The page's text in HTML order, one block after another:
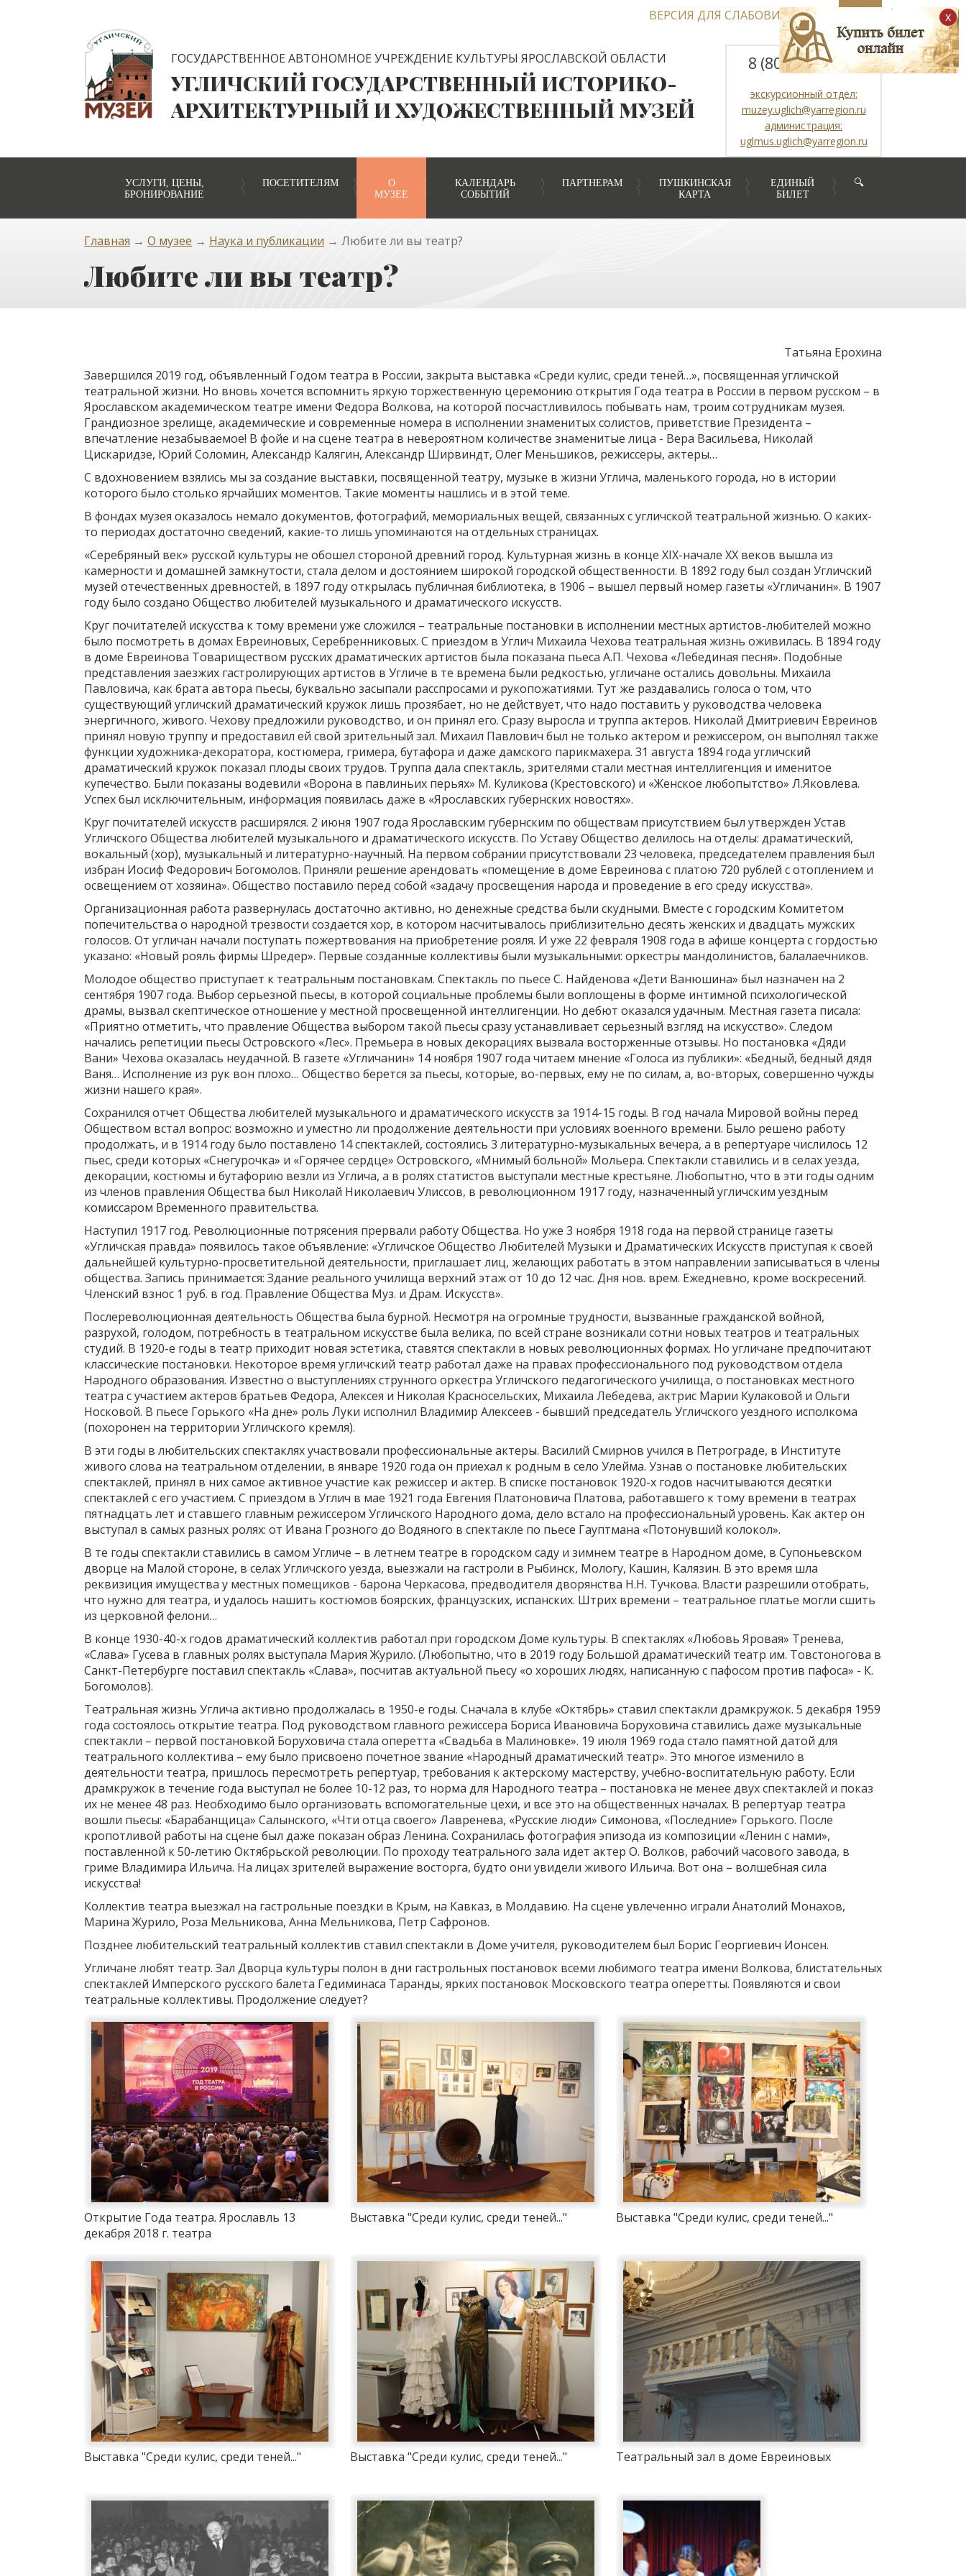
ВЕРСИЯ ДЛЯ СЛАБОВИДЯЩИХ
ГОСУДАРСТВЕННОЕ АВТОНОМНОЕ УЧРЕЖДЕНИЕ КУЛЬТУРЫ ЯРОСЛАВСКОЙ ОБЛАСТИ
УГЛИЧСКИЙ ГОСУДАРСТВЕННЫЙ ИСТОРИКО-
АРХИТЕКТУРНЫЙ И ХУДОЖЕСТВЕННЫЙ МУЗЕЙ
8 (800) 2507317
экскурсионный отдел:
muzey.uglich@yarregion.ru
администрация:
uglmus.uglich@yarregion.ru
УСЛУГИ, ЦЕНЫ,
БРОНИРОВАНИЕ
ПОСЕТИТЕЛЯМ
О
МУЗЕЕ
КАЛЕНДАРЬ
СОБЫТИЙ
ПАРТНЕРАМ
ПУШКИНСКАЯ
КАРТА
ЕДИНЫЙ
БИЛЕТ
🔍
Главная → О музее → Наука и публикации → Любите ли вы театр?
Любите ли вы театр?
Татьяна Ерохина
Завершился 2019 год, объявленный Годом театра в России, закрыта выставка «Среди кулис, среди теней…», посвященная угличской
театральной жизни. Но вновь хочется вспомнить яркую торжественную церемонию открытия Года театра в России в первом русском – в
Ярославском академическом театре имени Федора Волкова, на которой посчастливилось побывать нам, троим сотрудникам музея.
Грандиозное зрелище, академические и современные номера в исполнении знаменитых солистов, приветствие Президента –
впечатление незабываемое! В фойе и на сцене театра в невероятном количестве знаменитые лица - Вера Васильева, Николай
Цискаридзе, Юрий Соломин, Александр Калягин, Александр Ширвиндт, Олег Меньшиков, режиссеры, актеры…
С вдохновением взялись мы за создание выставки, посвященной театру, музыке в жизни Углича, маленького города, но в истории
которого было столько ярчайших моментов. Такие моменты нашлись и в этой теме.
В фондах музея оказалось немало документов, фотографий, мемориальных вещей, связанных с угличской театральной жизнью. О каких-
то периодах достаточно сведений, какие-то лишь упоминаются на отдельных страницах.
«Серебряный век» русской культуры не обошел стороной древний город. Культурная жизнь в конце ХIХ-начале ХХ веков вышла из
камерности и домашней замкнутости, стала делом и достоянием широкой городской общественности. В 1892 году был создан Угличский
музей отечественных древностей, в 1897 году открылась публичная библиотека, в 1906 – вышел первый номер газеты «Угличанин». В 1907
году было создано Общество любителей музыкального и драматического искусств.
Круг почитателей искусства к тому времени уже сложился – театральные постановки в исполнении местных артистов-любителей можно
было посмотреть в домах Евреиновых, Серебренниковых. С приездом в Углич Михаила Чехова театральная жизнь оживилась. В 1894 году
в доме Евреинова Товариществом русских драматических артистов была показана пьеса А.П. Чехова «Лебединая песня». Подобные
представления заезжих гастролирующих артистов в Угличе в те времена были редкостью, угличане остались довольны. Михаила
Павловича, как брата автора пьесы, буквально засыпали расспросами и рукопожатиями. Тут же раздавались голоса о том, что
существующий угличский драматический кружок лишь прозябает, но не действует, что надо поставить у руководства человека
энергичного, живого. Чехову предложили руководство, и он принял его. Сразу выросла и труппа актеров. Николай Дмитриевич Евреинов
принял новую труппу и предоставил ей свой зрительный зал. Михаил Павлович был не только актером и режиссером, он выполнял также
функции художника-декоратора, костюмера, гримера, бутафора и даже дамского парикмахера. 31 августа 1894 года угличский
драматический кружок показал плоды своих трудов. Труппа дала спектакль, зрителями стали местная интеллигенция и именитое
купечество. Были показаны водевили «Ворона в павлиньих перьях» М. Куликова (Крестовского) и «Женское любопытство» Л.Яковлева.
Успех был исключительным, информация появилась даже в «Ярославских губернских новостях».
Круг почитателей искусств расширялся. 2 июня 1907 года Ярославским губернским по обществам присутствием был утвержден Устав
Угличского Общества любителей музыкального и драматического искусств. По Уставу Общество делилось на отделы: драматический,
вокальный (хор), музыкальный и литературно-научный. На первом собрании присутствовали 23 человека, председателем правления был
избран Иосиф Федорович Богомолов. Приняли решение арендовать «помещение в доме Евреинова с платою 720 рублей с отоплением и
освещением от хозяина». Общество поставило перед собой «задачу просвещения народа и проведение в его среду искусства».
Организационная работа развернулась достаточно активно, но денежные средства были скудными. Вместе с городским Комитетом
попечительства о народной трезвости создается хор, в котором насчитывалось приблизительно десять женских и двадцать мужских
голосов. От угличан начали поступать пожертвования на приобретение рояля. И уже 22 февраля 1908 года в афише концерта с гордостью
указано: «Новый рояль фирмы Шредер». Первые созданные коллективы были музыкальными: оркестры мандолинистов, балалаечников.
Молодое общество приступает к театральным постановкам. Спектакль по пьесе С. Найденова «Дети Ванюшина» был назначен на 2
сентября 1907 года. Выбор серьезной пьесы, в которой социальные проблемы были воплощены в форме интимной психологической
драмы, вызвал скептическое отношение у местной просвещенной интеллигенции. Но дебют оказался удачным. Местная газета писала:
«Приятно отметить, что правление Общества выбором такой пьесы сразу устанавливает серьезный взгляд на искусство». Следом
начались репетиции пьесы Островского «Лес». Премьера в новых декорациях вызвала восторженные отзывы. Но постановка «Дяди
Вани» Чехова оказалась неудачной. В газете «Угличанин» 14 ноября 1907 года читаем мнение «Голоса из публики»: «Бедный, бедный дядя
Ваня… Исполнение из рук вон плохо… Общество берется за пьесы, которые, во-первых, ему не по силам, а, во-вторых, совершенно чужды
жизни нашего края».
Сохранился отчет Общества любителей музыкального и драматического искусств за 1914-15 годы. В год начала Мировой войны перед
Обществом встал вопрос: возможно и уместно ли продолжение деятельности при условиях военного времени. Было решено работу
продолжать, и в 1914 году было поставлено 14 спектаклей, состоялись 3 литературно-музыкальных вечера, а в репертуаре числилось 12
пьес, среди которых «Снегурочка» и «Горячее сердце» Островского, «Мнимый больной» Мольера. Спектакли ставились и в селах уезда,
декорации, костюмы и бутафорию везли из Углича, а в ролях статистов выступали местные крестьяне. Любопытно, что в эти годы одним
из членов правления Общества был Николай Николаевич Улиссов, в революционном 1917 году, назначенный угличским уездным
комиссаром Временного правительства.
Наступил 1917 год. Революционные потрясения прервали работу Общества. Но уже 3 ноября 1918 года на первой странице газеты
«Угличская правда» появилось такое объявление: «Угличское Общество Любителей Музыки и Драматических Искусств приступая к своей
дальнейшей культурно-просветительной деятельности, приглашает лиц, желающих работать в этом направлении записываться в члены
общества. Запись принимается: Здание реального училища верхний этаж от 10 до 12 час. Дня нов. врем. Ежедневно, кроме воскресений.
Членский взнос 1 руб. в год. Правление Общества Муз. и Драм. Искусств».
Послереволюционная деятельность Общества была бурной. Несмотря на огромные трудности, вызванные гражданской войной,
разрухой, голодом, потребность в театральном искусстве была велика, по всей стране возникали сотни новых театров и театральных
студий. В 1920-е годы в театр приходит новая эстетика, ставятся спектакли в новых революционных формах. Но угличане предпочитают
классические постановки. Некоторое время угличский театр работал даже на правах профессионального под руководством отдела
Народного образования. Известно о выступлениях струнного оркестра Угличского педагогического училища, о постановках местного
театра с участием актеров братьев Федора, Алексея и Николая Красносельских, Михаила Лебедева, актрис Марии Кулаковой и Ольги
Носковой. В пьесе Горького «На дне» роль Луки исполнил Владимир Алексеев - бывший председатель Угличского уездного исполкома
(похоронен на территории Угличского кремля).
В эти годы в любительских спектаклях участвовали профессиональные актеры. Василий Смирнов учился в Петрограде, в Институте
живого слова на театральном отделении, в январе 1920 года он приехал к родным в село Улейма. Узнав о постановке любительских
спектаклей, принял в них самое активное участие как режиссер и актер. В списке постановок 1920-х годов насчитываются десятки
спектаклей с его участием. С приездом в Углич в мае 1921 года Евгения Платоновича Платова, работавшего к тому времени в театрах
пятнадцать лет и ставшего главным режиссером Угличского Народного дома, дело встало на профессиональный уровень. Как актер он
выступал в самых разных ролях: от Ивана Грозного до Водяного в спектакле по пьесе Гауптмана «Потонувший колокол».
В те годы спектакли ставились в самом Угличе – в летнем театре в городском саду и зимнем театре в Народном доме, в Супоньевском
дворце на Малой стороне, в селах Угличского уезда, выезжали на гастроли в Рыбинск, Мологу, Кашин, Калязин. В это время шла
реквизиция имущества у местных помещиков - барона Черкасова, предводителя дворянства Н.Н. Тучкова. Власти разрешили отобрать,
что нужно для театра, и удалось нашить костюмов боярских, французских, испанских. Штрих времени – театральное платье могли сшить
из церковной фелони…
В конце 1930-40-х годов драматический коллектив работал при городском Доме культуры. В спектаклях «Любовь Яровая» Тренева,
«Слава» Гусева в главных ролях выступала Мария Журило. (Любопытно, что в 2019 году Большой драматический театр им. Товстоногова в
Санкт-Петербурге поставил спектакль «Слава», посчитав актуальной пьесу «о хороших людях, написанную с пафосом против пафоса» - К.
Богомолов).
Театральная жизнь Углича активно продолжалась в 1950-е годы. Сначала в клубе «Октябрь» ставил спектакли драмкружок. 5 декабря 1959
года состоялось открытие театра. Под руководством главного режиссера Бориса Ивановича Боруховича ставились даже музыкальные
спектакли – первой постановкой Боруховича стала оперетта «Свадьба в Малиновке». 19 июля 1969 года стало памятной датой для
театрального коллектива – ему было присвоено почетное звание «Народный драматический театр». Это многое изменило в
деятельности театра, пришлось пересмотреть репертуар, требования к актерскому мастерству, учебно-воспитательную работу. Если
драмкружок в течение года выступал не более 10-12 раз, то норма для Народного театра – постановка не менее двух спектаклей и показ
их не менее 48 раз. Необходимо было организовать вспомогательные цехи, и все это на общественных началах. В репертуар театра
вошли пьесы: «Барабанщица» Салынского, «Чти отца своего» Лавренева, «Русские люди» Симонова, «Последние» Горького. После
кропотливой работы на сцене был даже показан образ Ленина. Сохранилась фотография эпизода из композиции «Ленин с нами»,
поставленной к 50-летию Октябрьской революции. По проходу театрального зала идет актер О. Волков, рабочий часового завода, в
гриме Владимира Ильича. На лицах зрителей выражение восторга, будто они увидели живого Ильича. Вот она – волшебная сила
искусства!
Коллектив театра выезжал на гастрольные поездки в Крым, на Кавказ, в Молдавию. На сцене увлеченно играли Анатолий Монахов,
Марина Журило, Роза Мельникова, Анна Мельникова, Петр Сафронов.
Позднее любительский театральный коллектив ставил спектакли в Доме учителя, руководителем был Борис Георгиевич Ионсен.
Угличане любят театр. Зал Дворца культуры полон в дни гастрольных постановок всеми любимого театра имени Волкова, блистательных
спектаклей Имперского русского балета Гедиминаса Таранды, ярких постановок Московского театра оперетты. Появляются и свои
театральные коллективы. Продолжение следует?
Открытие Года театра. Ярославль 13
декабря 2018 г. театра
Выставка "Среди кулис, среди теней..." Выставка "Среди кулис, среди теней..."
Выставка "Среди кулис, среди теней..." Выставка "Среди кулис, среди теней..." Театральный зал в доме Евреиновых
x